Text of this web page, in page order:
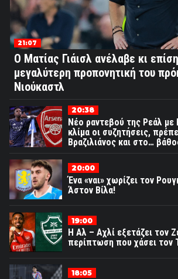
21:07
Ο Ματίας Γιάισλ ανέλαβε κι
μεγαλύτερη προπονητική του
Νιούκαστλ
20:38
Νέο ραντεβού της Ρεάλ με
κλίμα οι συζητήσεις,
Βραζιλιάνος και στο…
20:00
Ένα «ναι» χωρίζει τον
Άστον Βίλα!
19:00
Η Αλ – Αχλί εξετάζει τον
περίπτωση που χάσει τον
18:05